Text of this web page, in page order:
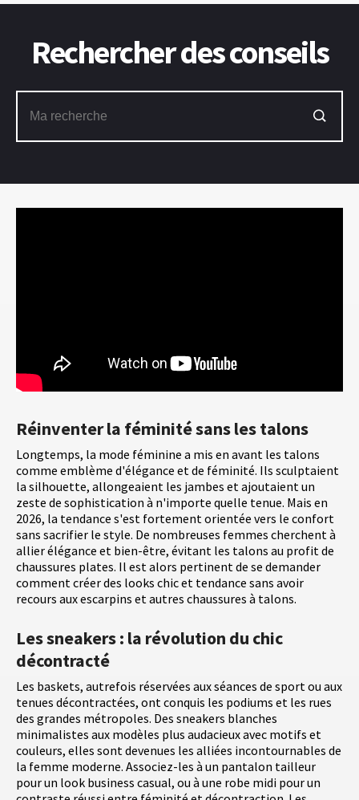
Réinventer la féminité sans les talons
Longtemps, la mode féminine a mis en avant les talons
comme emblème d'élégance et de féminité. Ils sculptaient
la silhouette, allongeaient les jambes et ajoutaient un
zeste de sophistication à n'importe quelle tenue. Mais en
2026, la tendance s'est fortement orientée vers le confort
sans sacrifier le style. De nombreuses femmes cherchent à
allier élégance et bien-être, évitant les talons au profit de
chaussures plates. Il est alors pertinent de se demander
comment créer des looks chic et tendance sans avoir
recours aux escarpins et autres chaussures à talons.
Les sneakers : la révolution du chic
décontracté
Les baskets, autrefois réservées aux séances de sport ou aux
tenues décontractées, ont conquis les podiums et les rues
des grandes métropoles. Des sneakers blanches
minimalistes aux modèles plus audacieux avec motifs et
couleurs, elles sont devenues les alliées incontournables de
la femme moderne. Associez-les à un pantalon tailleur
pour un look business casual, ou à une robe midi pour un
Rechercher des conseils